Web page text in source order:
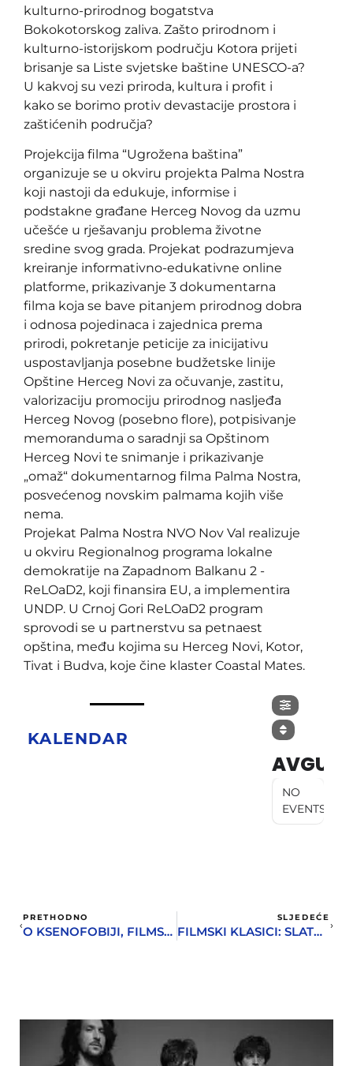
kulturno-prirodnog bogatstva
Bokokotorskog zaliva. Zašto prirodnom i
kulturno-istorijskom području Kotora prijeti
brisanje sa Liste svjetske baštine UNESCO-a?
U kakvoj su vezi priroda, kultura i profit i
kako se borimo protiv devastacije prostora i
zaštićenih područja?
Projekcija filma “Ugrožena baština”
organizuje se u okviru projekta Palma Nostra
koji nastoji da edukuje, informise i
podstakne građane Herceg Novog da uzmu
učešće u rješavanju problema životne
sredine svog grada. Projekat podrazumjeva
kreiranje informativno-edukativne online
platforme, prikazivanje 3 dokumentarna
filma koja se bave pitanjem prirodnog dobra
i odnosa pojedinaca i zajednica prema
prirodi, pokretanje peticije za inicijativu
uspostavljanja posebne budžetske linije
Opštine Herceg Novi za očuvanje, zastitu,
valorizaciju promociju prirodnog nasljeđa
Herceg Novog (posebno flore), potpisivanje
memoranduma o saradnji sa Opštinom
Herceg Novi te snimanje i prikazivanje
„omaž“ dokumentarnog filma Palma Nostra,
posvećenog novskim palmama kojih više
nema.
Projekat Palma Nostra NVO Nov Val realizuje
u okviru Regionalnog programa lokalne
demokratije na Zapadnom Balkanu 2 -
ReLOaD2, koji finansira EU, a implementira
UNDP. U Crnoj Gori ReLOaD2 program
sprovodi se u partnerstvu sa petnaest
opština, među kojima su Herceg Novi, Kotor,
Tivat i Budva, koje čine klaster Coastal Mates.
KALENDAR
AVGUST
NO
EVENTS
PRETHODNO
O KSENOFOBIJI, FILMSKIM JEZIKOM
SLJEDEĆE
FILMSKI KLASICI: SLATKI MIRIS USPJEHA